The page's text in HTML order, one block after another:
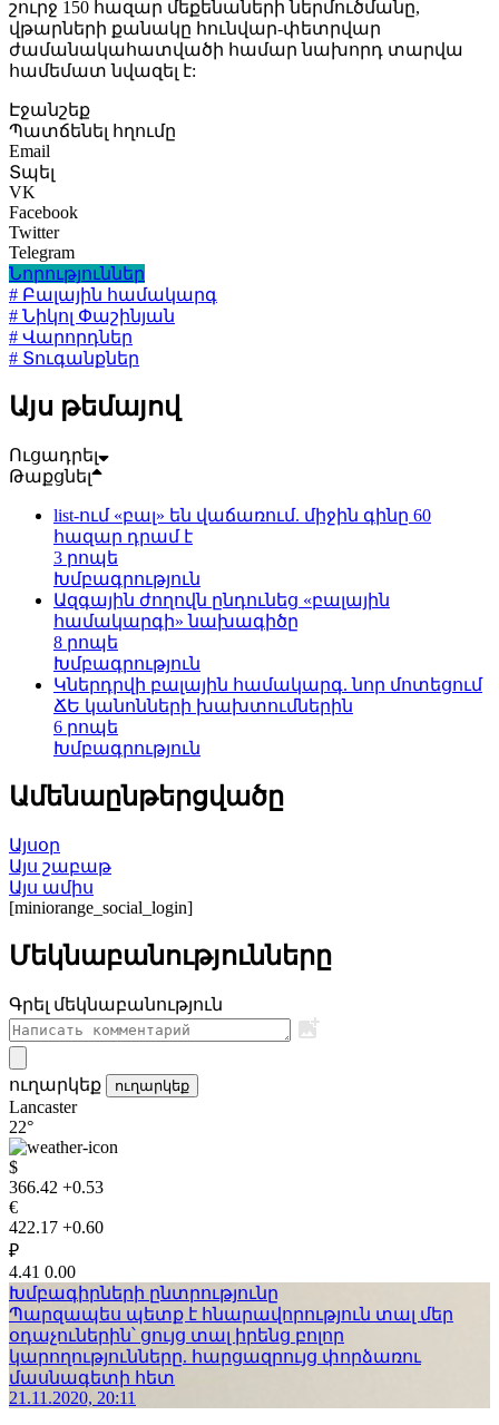
շուրջ 150 հազար մեքենաների ներմուծմանը,
վթարների քանակը հունվար-փետրվար
ժամանակահատվածի համար նախորդ տարվա
համեմատ նվազել է:
Էջանշեք
Պատճենել հղումը
Email
Տպել
VK
Facebook
Twitter
Telegram
Նորություններ
# Բալային համակարգ
# Նիկոլ Փաշինյան
# Վարորդներ
# Տուգանքներ
Այս թեմայով
Ուցադրել
Թաքցնել
list-ում «բալ» են վաճառում. միջին գինը 60
հազար դրամ է
3 րոպե
Խմբագրություն
Ազգային ժողովն ընդունեց «բալային
համակարգի» նախագիծը
8 րոպե
Խմբագրություն
Կներդրվի բալային համակարգ. նոր մոտեցում
ՃԵ կանոնների խախտումներին
6 րոպե
Խմբագրություն
Ամենաընթերցվածը
Այսօր
Այս շաբաթ
Այս ամիս
[miniorange_social_login]
Մեկնաբանությունները
Գրել մեկնաբանություն
ուղարկեք ուղարկեք
Lancaster
22°
$
366.42 +0.53
€
422.17 +0.60
₽
4.41 0.00
Խմբագիրների ընտրությունը
Պարզապես պետք է հնարավորություն տալ մեր
օդաչուներին՝ ցույց տալ իրենց բոլոր
կարողությունները. հարցազրույց փորձառու
մասնագետի հետ
21.11.2020, 20:11